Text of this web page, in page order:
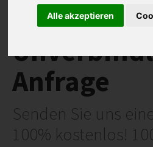
Alle akzeptieren
USB-STICK / SPEICHERKARTE
KOSTEN
ABLAUF
INFO
Anfrage
Senden Sie uns
100% kostenlos!